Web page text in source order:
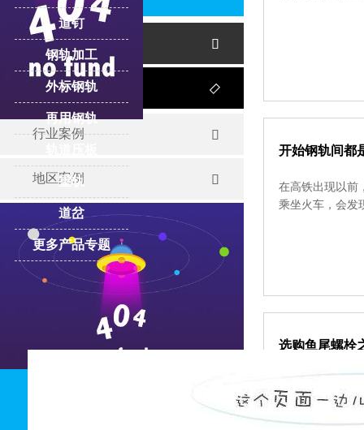
开始钢轨间都
在高铁出现以前
乘坐火车，会发
选购鱼尾螺栓
新闻资讯 
客户案例 
行业案例 
地区案例 
道钉
钢轨加工
外标钢轨
再用钢轨
重轨
道岔
更多产品专题